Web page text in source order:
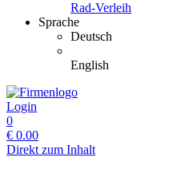
Rad-Verleih
Sprache
Deutsch
English
Login
0
€ 0.00
Direkt zum Inhalt